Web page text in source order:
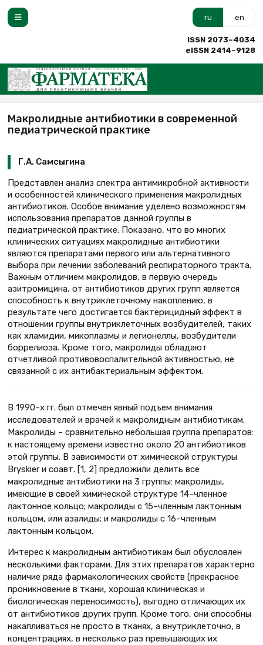
ru en
ISSN 2073–4034
eISSN 2414–9128
Макролидные антибиотики в современной
педиатрической практике
Г.А. Самсыгина
Представлен анализ спектра антимикробной активности
и особенностей клинического применения макролидных
антибиотиков. Особое внимание уделено возможностям
использования препаратов данной группы в
педиатрической практике. Показано, что во многих
клинических ситуациях макролидные антибиотики
являются препаратами первого или альтернативного
выбора при лечении заболеваний респираторного тракта.
Важным отличием макролидов, в первую очередь
азитромицина, от антибиотиков других групп является
способность к внутриклеточному накоплению, в
результате чего достигается бактерицидный эффект в
отношении группы внутриклеточных возбудителей, таких
как хламидии, микоплазмы и легионеллы, возбудители
боррелиоза. Кроме того, макролиды обладают
отчетливой противовоспалительной активностью, не
связанной с их антибактериальным эффектом.
В 1990–х гг. был отмечен явный подъем внимания
исследователей и врачей к макролидным антибиотикам.
Макролиды – сравнительно небольшая группа препаратов:
к настоящему времени известно около 20 антибиотиков
этой группы. В зависимости от химической структуры
Bryskier и соавт. [1, 2] предложили делить все
макролидные антибиотики на 3 группы: макролиды,
имеющие в своей химической структуре 14–членное
лактонное кольцо; макролиды с 15–членным лактонным
кольцом, или азалиды; и макролиды с 16–членным
лактонным кольцом.
Интерес к макролидным антибиотикам был обусловлен
несколькими факторами. Для этих препаратов характерно
наличие ряда фармакологических свойств (прекрасное
проникновение в ткани, хорошая клиническая и
биологическая переносимость), выгодно отличающих их
от антибиотиков других групп. Кроме того, они способны
накапливаться не просто в тканях, а внутриклеточно, в
концентрациях, в несколько раз превышающих их